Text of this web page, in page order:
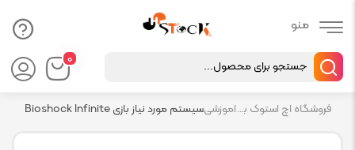
۰
Products
search
فروشگاه اچ استوک بازار انلاین تجهیزات کامپیوتر استوکاموزشیسیستم مورد نیاز بازی Bioshock Infinite